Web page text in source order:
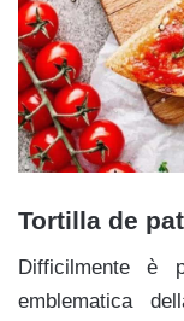
Tortilla de
Difficilmente è
emblematica